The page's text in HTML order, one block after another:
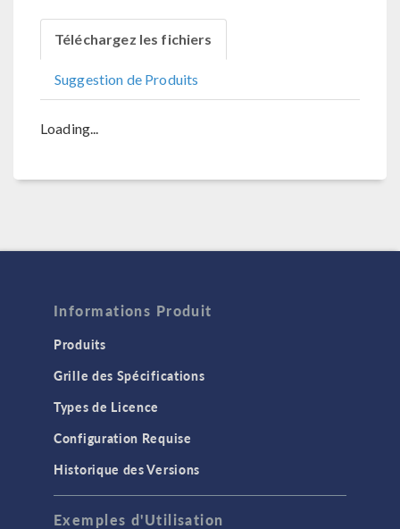
Téléchargez les fichiers
Suggestion de Produits
Loading...
Informations Produit
Produits
Grille des Spécifications
Types de Licence
Configuration Requise
Historique des Versions
Exemples d'Utilisation